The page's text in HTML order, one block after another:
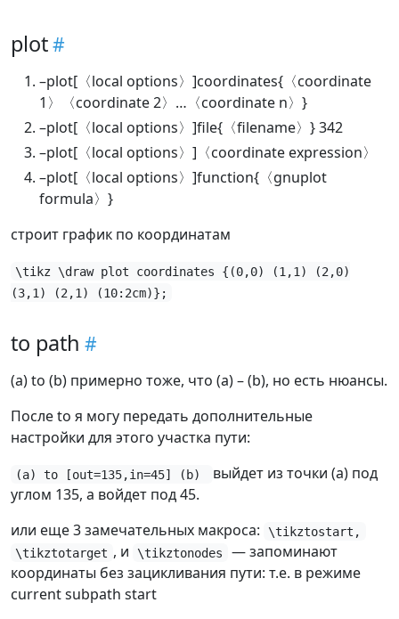
plot
–plot[〈local options〉]coordinates{〈coordinate
1〉〈coordinate 2〉…〈coordinate n〉}
–plot[〈local options〉]file{〈filename〉} 342
–plot[〈local options〉]〈coordinate expression〉
–plot[〈local options〉]function{〈gnuplot
formula〉}
строит график по координатам
\tikz \draw plot coordinates {(0,0) (1,1) (2,0)
(3,1) (2,1) (10:2cm)};
to path
(a) to (b) примерно тоже, что (a) – (b), но есть нюансы.
После to я могу передать дополнительные
настройки для этого участка пути:
(a) to [out=135,in=45] (b)
выйдет из точки (a) под
углом 135, а войдет под 45.
или еще 3 замечательных макроса:
\tikztostart,
\tikztotarget , и \tikztonodes
— запоминают
координаты без зацикливания пути: т.е. в режиме
current subpath start